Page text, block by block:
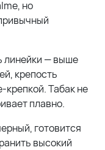
но
линейки — выше
крепость
крепкой. Табак не
плавно.
готовится
высокий